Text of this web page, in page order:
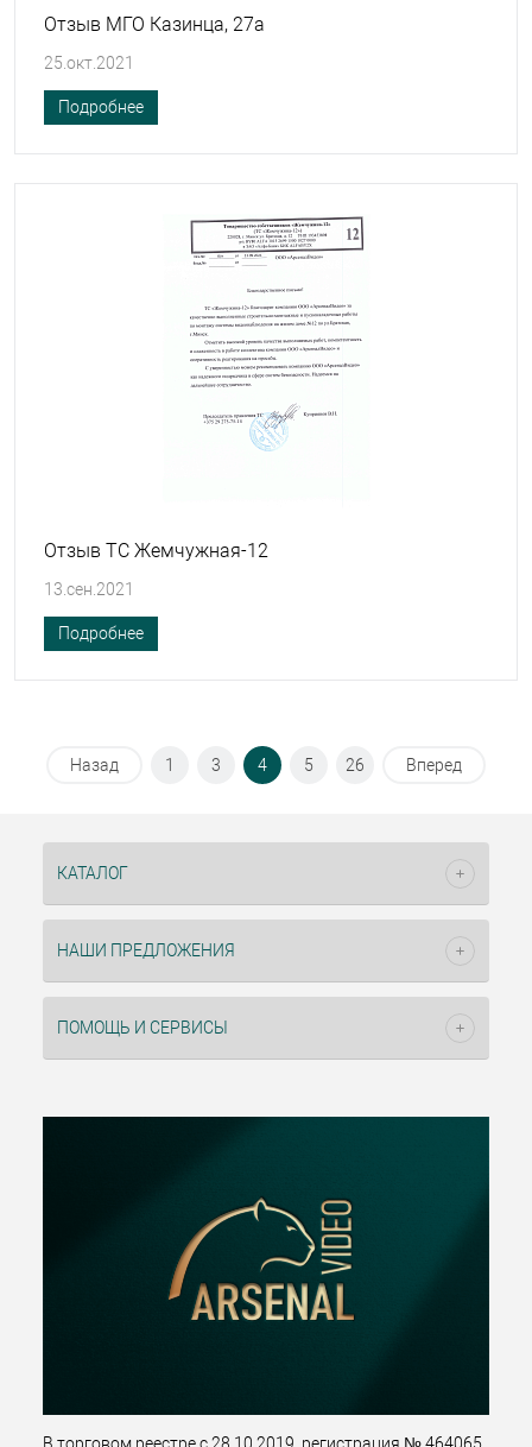
Отзыв МГО Казинца, 27а
25.окт.2021
Подробнее
Отзыв ТС Жемчужная-12
13.сен.2021
Подробнее
Назад 1 3 4 5 26 Вперед
КАТАЛОГ
НАШИ ПРЕДЛОЖЕНИЯ
ПОМОЩЬ И СЕРВИСЫ
В торговом реестре с 28.10.2019, регистрация № 464065.